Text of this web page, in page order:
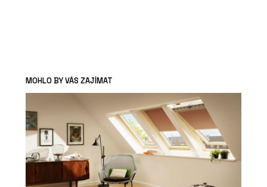
MOHLO BY VÁS ZAJÍMAT